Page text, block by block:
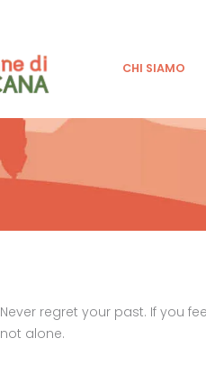
CHI SIAMO
Never regret your past. If you
not alone.